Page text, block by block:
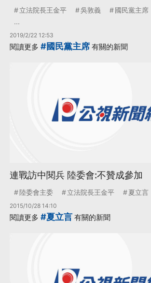
立法院長王金平 吳敦義 國民黨主席
...
2019/2/22 12:53
閱讀更多 #國民黨主席 有關的新聞
連戰訪中閱兵 陸委會:不贊成參加
陸委會主委 立法院長王金平 夏立言
2015/10/28 14:10
閱讀更多 #夏立言 有關的新聞